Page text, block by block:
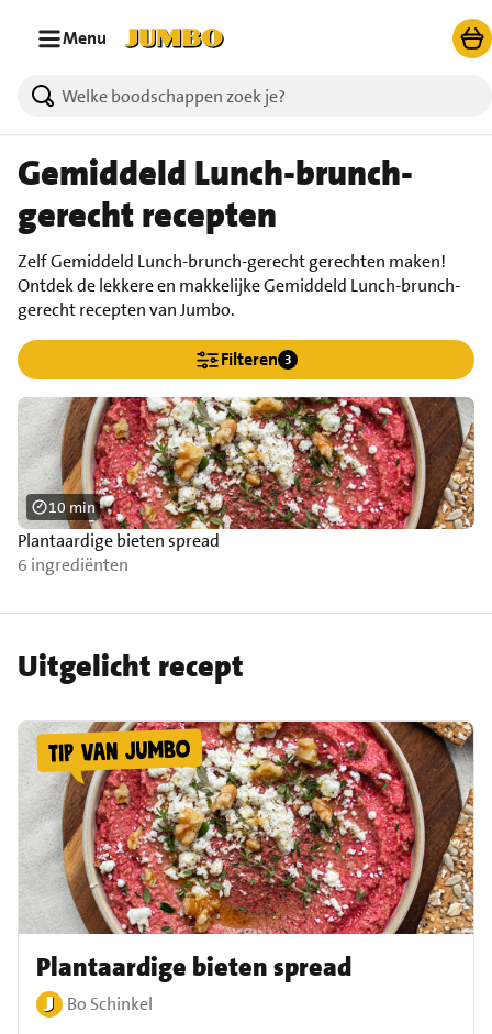
Menu
Gemiddeld Lunch-brunch-
gerecht recepten
Zelf Gemiddeld Lunch-brunch-gerecht gerechten maken!
Ontdek de lekkere en makkelijke Gemiddeld Lunch-brunch-
gerecht recepten van Jumbo.
Filteren 3
Plantaardige bieten spread
6 ingrediënten
10 min
Uitgelicht recept
Plantaardige bieten spread
Bo Schinkel